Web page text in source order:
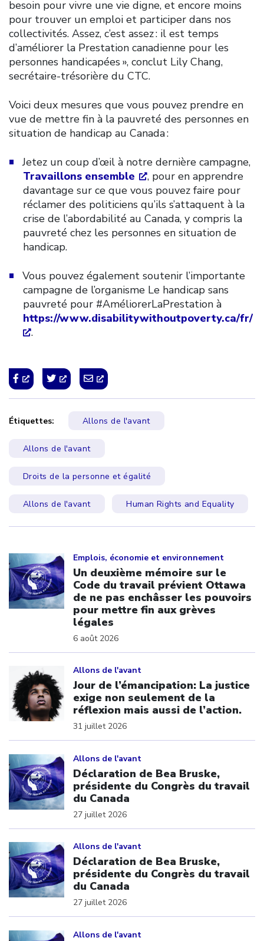
besoin pour vivre une vie digne, et encore moins
pour trouver un emploi et participer dans nos
collectivités. Assez, c’est assez : il est temps
d’améliorer la Prestation canadienne pour les
personnes handicapées », conclut Lily Chang,
secrétaire-trésorière du CTC.
Voici deux mesures que vous pouvez prendre en
vue de mettre fin à la pauvreté des personnes en
situation de handicap au Canada :
Jetez un coup d’œil à notre dernière campagne,
Travaillons ensemble
, pour en apprendre
davantage sur ce que vous pouvez faire pour
réclamer des politiciens qu’ils s’attaquent à la
crise de l’abordabilité au Canada, y compris la
pauvreté chez les personnes en situation de
handicap.
Vous pouvez également soutenir l’importante
campagne de l’organisme Le handicap sans
pauvreté pour #AméliorerLaPrestation à
https://www.disabilitywithoutpoverty.ca/fr/
.
Étiquettes: Allons de l'avant
Allons de l'avant
Droits de la personne et égalité
Allons de l'avant Human Rights and Equality
Emplois, économie et environnement
Un deuxième mémoire sur le
Code du travail prévient Ottawa
de ne pas enchâsser les pouvoirs
pour mettre fin aux grèves
légales
6 août 2026
Allons de l'avant
Jour de l’émancipation: La justice
exige non seulement de la
réflexion mais aussi de l’action.
31 juillet 2026
Allons de l'avant
Déclaration de Bea Bruske,
présidente du Congrès du travail
du Canada
27 juillet 2026
Allons de l'avant
Déclaration de Bea Bruske,
présidente du Congrès du travail
du Canada
27 juillet 2026
Allons de l'avant